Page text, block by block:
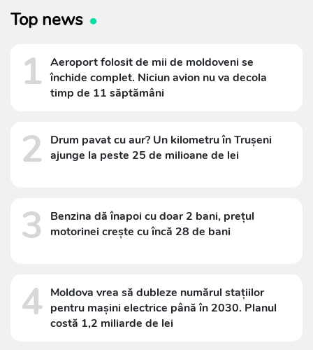
Top news
1 Aeroport folosit de mii de moldoveni se
închide complet. Niciun avion nu va decola
timp de 11 săptămâni
2
Drum pavat cu aur? Un kilometru în Trușeni
ajunge la peste 25 de milioane de lei
3
Benzina dă înapoi cu doar 2 bani, prețul
motorinei crește cu încă 28 de bani
4 Moldova vrea să dubleze numărul stațiilor
pentru mașini electrice până în 2030. Planul
costă 1,2 miliarde de lei